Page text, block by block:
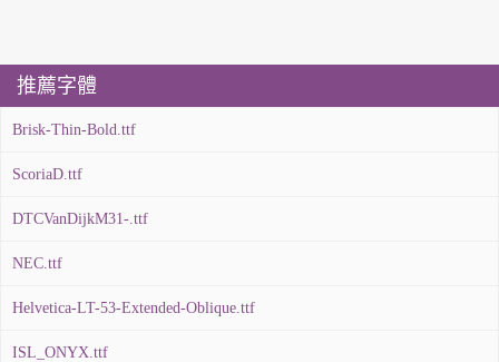
推薦字體
Brisk-Thin-Bold.ttf
ScoriaD.ttf
DTCVanDijkM31-.ttf
NEC.ttf
Helvetica-LT-53-Extended-Oblique.ttf
ISL_ONYX.ttf